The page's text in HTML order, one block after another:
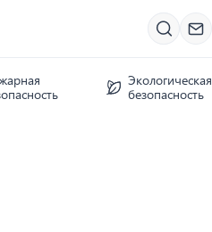
Экологическая
безопасность